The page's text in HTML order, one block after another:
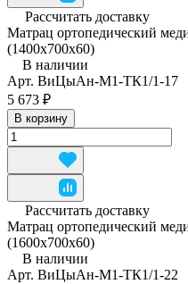
Рассчитать доставку
Матрац ортопедический
(1400x700x60)
В наличии
Арт. ВиЦыАн-М1-ТК1/1-17
5 673 ₽
В корзину
Рассчитать доставку
Матрац ортопедический
(1600x700x60)
В наличии
Арт. ВиЦыАн-М1-ТК1/1-22